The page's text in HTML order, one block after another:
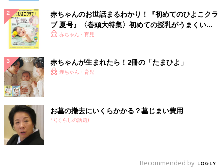
赤ちゃんのお世話まるわかり！『初めてのひよこクラ
ブ 夏号』〈巻頭大特集〉初めての授乳がうまくい
く！ おっぱい・ミルクの基本と夏のトラブル 解決テ
赤ちゃん・育児
赤ちゃんが生まれたら！2冊の「たまひよ」
赤ちゃん・育児
お墓の撤去にいくらかかる？墓じまい費用
PR(くらしの話題)
Recommended by